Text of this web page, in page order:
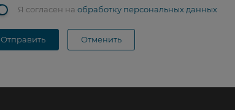
Я согласен на обработку персональных данных
Отправить Отменить